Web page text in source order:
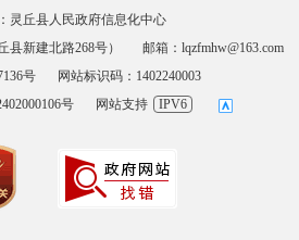
灵丘县人民政府信息化中心
新建北路268号）
邮箱：lqzfmhw@163.com
号
网站标识码：1402240003
号
网站支持 IPV6